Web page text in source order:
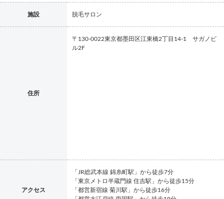
施設 脱毛サロン
住所
〒130-0022東京都墨田区江東橋2丁目14-1 サガノビ
ル2F
アクセス
「JR総武本線 錦糸町駅」から徒歩7分
「東京メトロ半蔵門線 住吉駅」から徒歩15分
「都営新宿線 菊川駅」から徒歩16分